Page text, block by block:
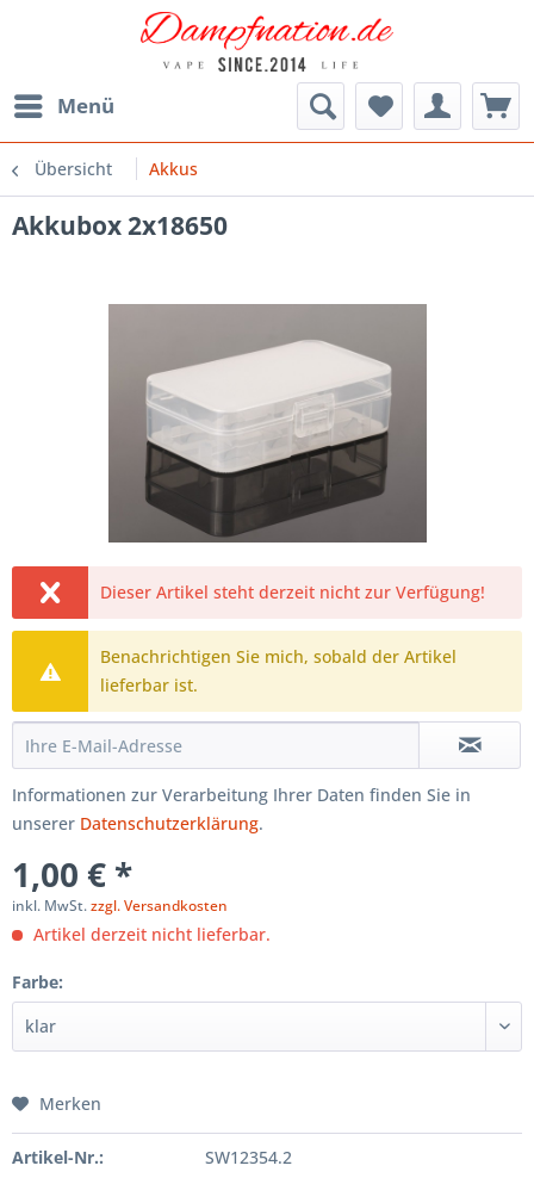
Menü
Übersicht Akkus
Akkubox 2x18650
Dieser Artikel steht derzeit nicht zur Verfügung!
Benachrichtigen Sie mich, sobald der Artikel
lieferbar ist.
Informationen zur Verarbeitung Ihrer Daten finden Sie in
unserer Datenschutzerklärung.
1,00 € *
inkl. MwSt.zzgl. Versandkosten
Artikel derzeit nicht lieferbar.
Farbe:
Merken
Artikel-Nr.: SW12354.2